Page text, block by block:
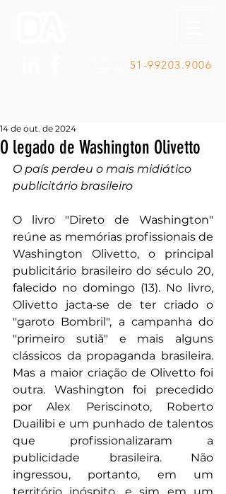
51-99203.9006
O legado de Washington Olivetto
14 de out. de 2024
O país perdeu o mais midiático
publicitário brasileiro
O livro "Direto de Washington"
reúne as memórias profissionais de
Washington Olivetto, o principal
publicitário brasileiro do século 20,
falecido no domingo (13). No livro,
Olivetto jacta-se de ter criado o
"garoto Bombril", a campanha do
"primeiro sutiã" e mais alguns
clássicos da propaganda brasileira.
Mas a maior criação de Olivetto foi
outra. Washington foi precedido
por Alex Periscinoto, Roberto
Duailibi e um punhado de talentos
que profissionalizaram a
publicidade brasileira. Não
ingressou, portanto, em um